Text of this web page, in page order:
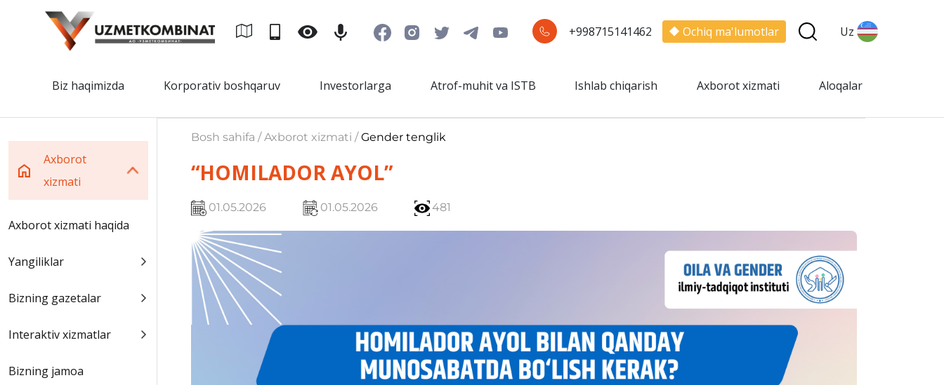
+998715141462 Ochiq ma'lumotlar Uz
Biz haqimizda Korporativ boshqaruv Investorlarga Atrof-muhit va ISTB Ishlab chiqarish Axborot xizmati Aloqalar
Axborot
xizmati
Axborot xizmati haqida
Yangiliklar
Bizning gazetalar
Interaktiv xizmatlar
Bizning jamoa
Bosh sahifa / Axborot xizmati /Gender tenglik
“HOMILADOR AYOL”
01.05.2026 01.05.2026 481